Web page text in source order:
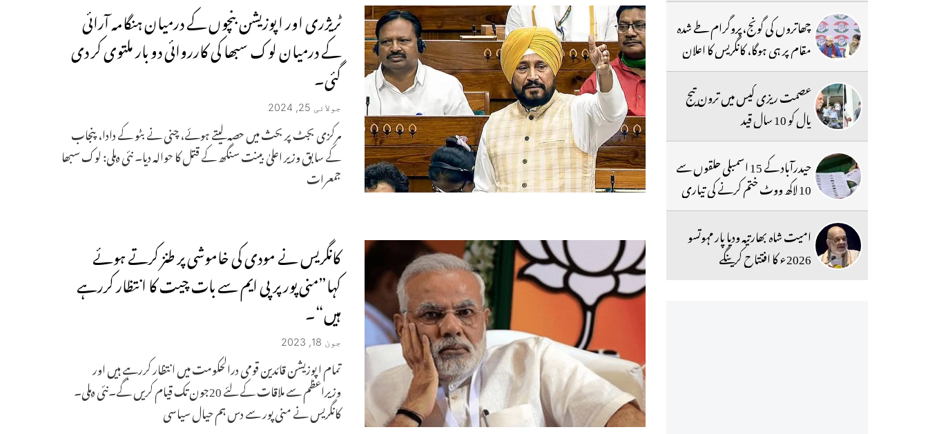
ٹریژری اور اپوزیشن بنچوں کے درمیان ہنگامہ آرائی
کے درمیان لوک سبھا کی کارروائی دو بار ملتوی کر دی
گئی۔
جولائی 25, 2024
مرکزی بجٹ پر بحث میں حصہ لیتے ہوئے، چنی نے بٹو کے دادا، پنجاب
کے سابق وزیر اعلیٰ بینت سنگھ کے قتل کا حوالہ دیا۔ نئی دہلی: لوک سبھا
جمعرات
کانگریس نے مودی کی خاموشی پر طنز کرتے ہوئے
کہا”منی پور پر پی ایم سے بات چیت کا انتظار کررہے
ہیں“۔
جون 18, 2023
تمام اپوزیشن قائدین قومی درالحکومت میں انتظار کررہے ہیں اور
وزیراعظم سے ملاقات کے لئے 20جون تک قیام کریں گے۔نئی دہلی۔
کانگریس نے منی پور سے دس ہم حیال سیاسی
چھاتروں کی گونج،پروگرام طے شدہ
مقام پر ہی ہوگا، کانگریس کا اعلان
عصمت ریزی کیس میں ترون تیج
پال کو 10 سال قید
حیدرآباد کے 15 اسمبلی حلقوں سے
10 لاکھ ووٹ ختم کرنے کی تیاری
امیت شاہ بھارتیہ ودیا پار مہوتسو
2026ء کا افتتاح کرینگے